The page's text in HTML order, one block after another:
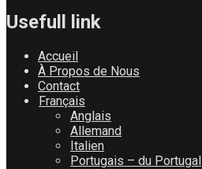
Usefull link
Accueil
À Propos de Nous
Contact
Français
Anglais
Allemand
Italien
Portugais – du Portugal